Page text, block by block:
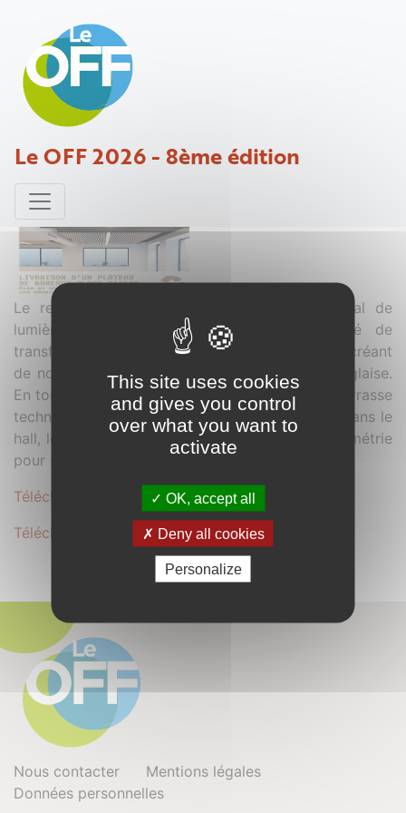
Le OFF 2026 - 8ème édition
Bureaux place d'Iena
Projet déposé par Vernoux-Thélot - 24 janvier 2019
Le rez de jardin souffrait d'un manque crucial de
lumière naturelle, le projet a donc proposé de
transformer le pied de façade de l'immeuble en créant
de nouvelles ouvertures et un jardin en cour anglaise.
En toiture, le projet propose de transformer la terrasse
technique en jardin agricole et de bien être et dans le
hall, le plafond usager est repensé dans sa volumétrie
pour singulariser l'accueil du bâtiment.
Télécharger le dossier complet au format .PDF
Télécharger le dossier secondaire au format .PDF
Nous contacter
Mentions légales
Données personnelles
This site uses cookies
and gives you control
over what you want to
activate
OK, accept all
Deny all cookies
Personalize